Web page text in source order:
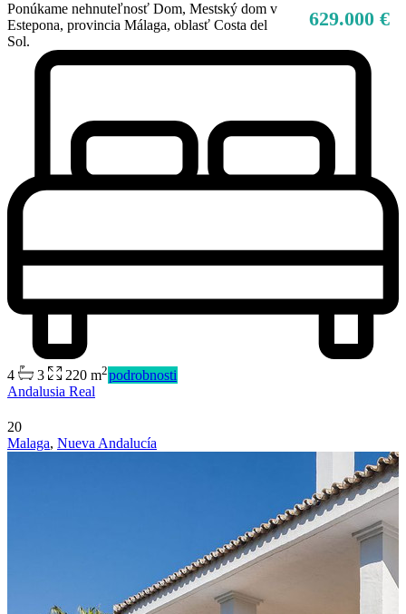
629.000 €
Ponúkame nehnuteľnosť Dom, Mestský dom v
Estepona, provincia Málaga, oblasť Costa del
Sol.
4 3 220 m2podrobnosti
Andalusia Real
20
Malaga, Nueva Andalucía